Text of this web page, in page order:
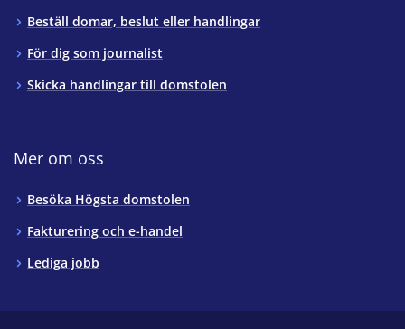
Beställ domar, beslut eller handlingar
För dig som journalist
Skicka handlingar till domstolen
Mer om oss
Besöka Högsta domstolen
Fakturering och e-handel
Lediga jobb